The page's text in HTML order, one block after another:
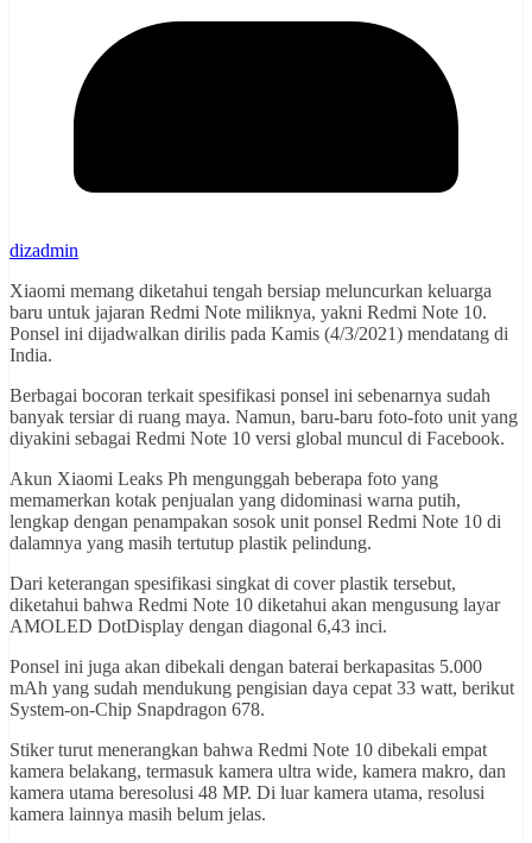
dizadmin
Xiaomi memang diketahui tengah bersiap meluncurkan keluarga
baru untuk jajaran Redmi Note miliknya, yakni Redmi Note 10.
Ponsel ini dijadwalkan dirilis pada Kamis (4/3/2021) mendatang di
India.
Berbagai bocoran terkait spesifikasi ponsel ini sebenarnya sudah
banyak tersiar di ruang maya. Namun, baru-baru foto-foto unit yang
diyakini sebagai Redmi Note 10 versi global muncul di Facebook.
Akun Xiaomi Leaks Ph mengunggah beberapa foto yang
memamerkan kotak penjualan yang didominasi warna putih,
lengkap dengan penampakan sosok unit ponsel Redmi Note 10 di
dalamnya yang masih tertutup plastik pelindung.
Dari keterangan spesifikasi singkat di cover plastik tersebut,
diketahui bahwa Redmi Note 10 diketahui akan mengusung layar
AMOLED DotDisplay dengan diagonal 6,43 inci.
Ponsel ini juga akan dibekali dengan baterai berkapasitas 5.000
mAh yang sudah mendukung pengisian daya cepat 33 watt, berikut
System-on-Chip Snapdragon 678.
Stiker turut menerangkan bahwa Redmi Note 10 dibekali empat
kamera belakang, termasuk kamera ultra wide, kamera makro, dan
kamera utama beresolusi 48 MP. Di luar kamera utama, resolusi
kamera lainnya masih belum jelas.